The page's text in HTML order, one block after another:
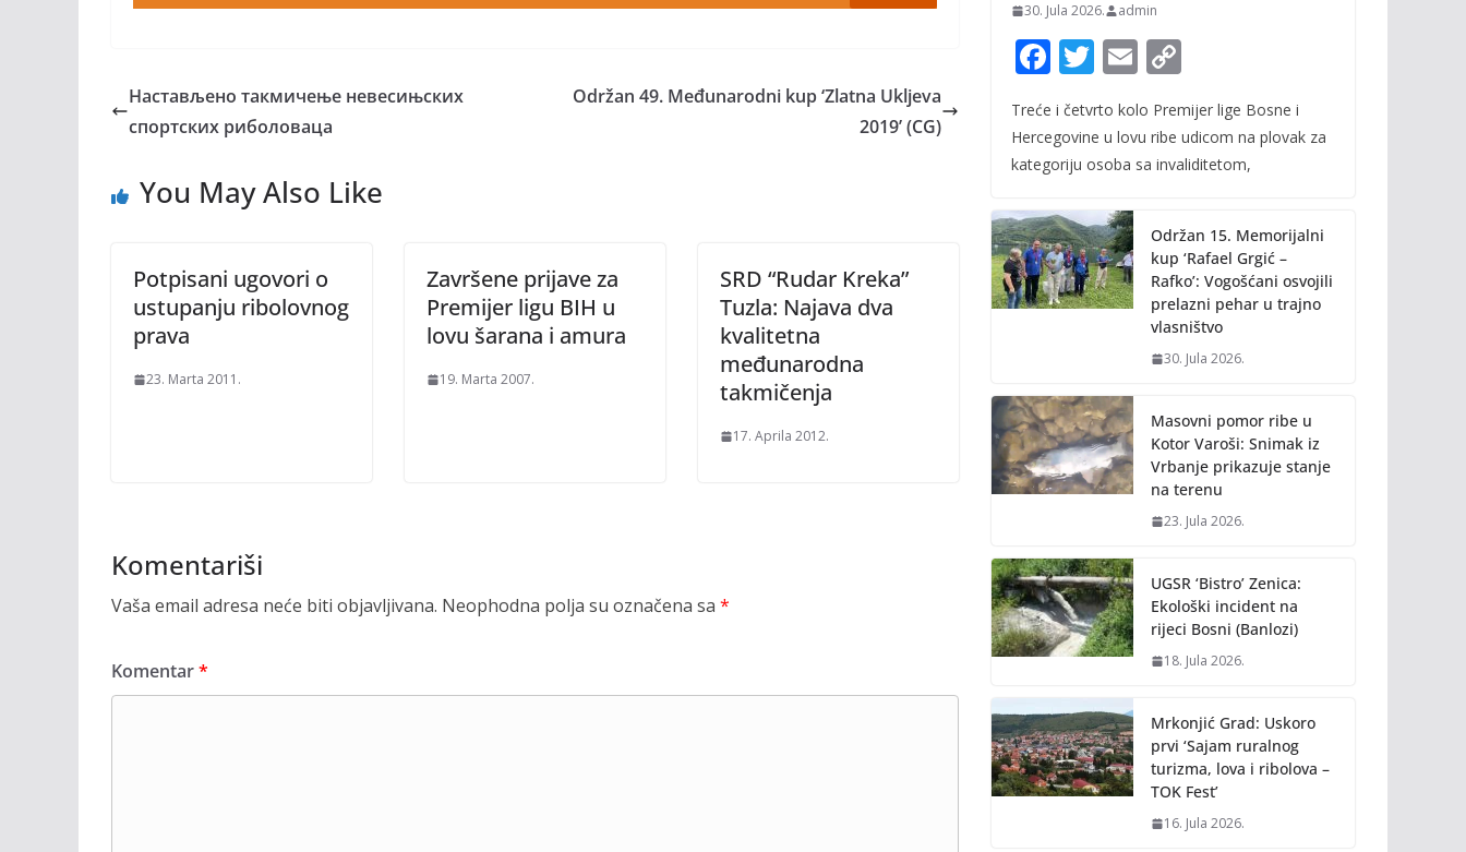
Настављено такмичење невесињских
спортских риболоваца
Održan 49. Međunarodni kup ‘Zlatna Ukljeva
2019’ (CG)
You May Also Like
Potpisani ugovori o
ustupanju ribolovnog
prava
23. Marta 2011.
Završene prijave za
Premijer ligu BIH u
lovu šarana i amura
19. Marta 2007.
SRD “Rudar Kreka”
Tuzla: Najava dva
kvalitetna
međunarodna
takmičenja
17. Aprila 2012.
Komentariši
Vaša email adresa neće biti objavljivana. Neophodna polja su označena sa *
Komentar*
30. Jula 2026. admin
F
ac
e
b
o
k
T
w
itt
er
E
ai
l
p
y
n
k
Treće i četvrto kolo Premijer lige Bosne i
Hercegovine u lovu ribe udicom na plovak za
kategoriju osoba sa invaliditetom,
Održan 15. Memorijalni
kup ‘Rafael Grgić –
Rafko’: Vogošćani osvojili
prelazni pehar u trajno
vlasništvo
30. Jula 2026.
Masovni pomor ribe u
Kotor Varoši: Snimak iz
Vrbanje prikazuje stanje
na terenu
23. Jula 2026.
UGSR ‘Bistro’ Zenica:
Ekološki incident na
rijeci Bosni (Banlozi)
18. Jula 2026.
Mrkonjić Grad: Uskoro
prvi ‘Sajam ruralnog
turizma, lova i ribolova –
TOK Fest’
16. Jula 2026.